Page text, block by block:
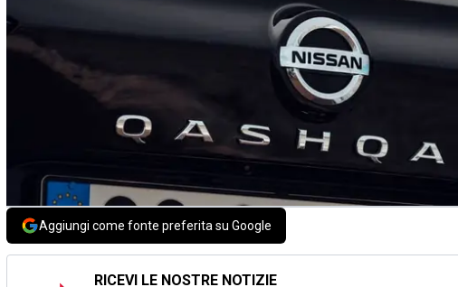
Aggiungi come fonte preferita su Google
RICEVI LE NOSTRE NOTIZIE